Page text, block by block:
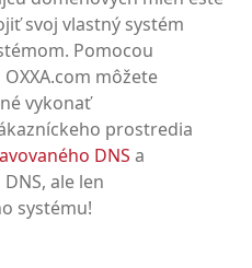
svoj vlastný systém
Pomocou
môžete
vykonať
prostredia
DNS a
ale len
systému!